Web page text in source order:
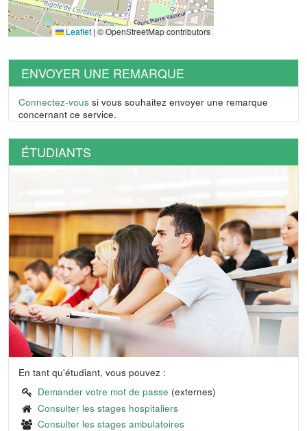
Leaflet | © OpenStreetMap contributors
ENVOYER UNE REMARQUE
Connectez-vous si vous souhaitez envoyer une remarque
concernant ce service.
ÉTUDIANTS
En tant qu'étudiant, vous pouvez :
Demander votre mot de passe (externes)
Consulter les stages hospitaliers
Consulter les stages ambulatoires